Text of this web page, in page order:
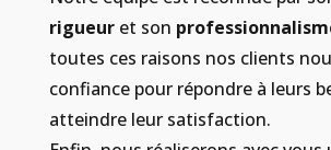
rigueuret son
toutes ces raisons nos clients
confiance pour répondre à leurs
atteindre leur satisfaction.